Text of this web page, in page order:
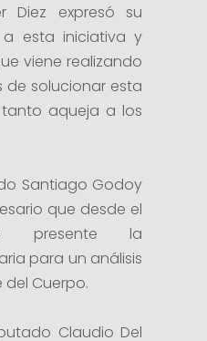
Diez expresó su
esta iniciativa y
viene realizando
de solucionar esta
aqueja a los
Santiago Godoy
que desde el
presente la
para un análisis
Cuerpo.
Claudio Del